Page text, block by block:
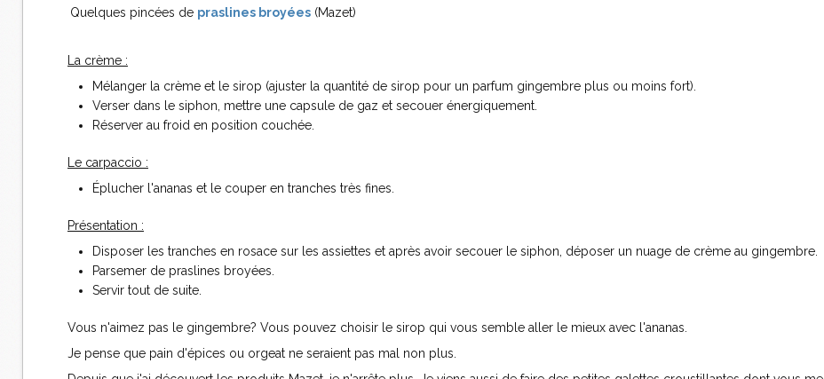
Quelques pincées de praslines broyées (Mazet)
La crème :
Mélanger la crème et le sirop (ajuster la quantité de sirop pour un parfum gingembre plus ou moins fort).
Verser dans le siphon, mettre une capsule de gaz et secouer énergiquement.
Réserver au froid en position couchée.
Le carpaccio :
Éplucher l'ananas et le couper en tranches très fines.
Présentation :
Disposer les tranches en rosace sur les assiettes et après avoir secouer le siphon, déposer un nuage de crème au gingembre.
Parsemer de praslines broyées.
Servir tout de suite.
Vous n'aimez pas le gingembre? Vous pouvez choisir le sirop qui vous semble aller le mieux avec l'ananas.
Je pense que pain d'épices ou orgeat ne seraient pas mal non plus.